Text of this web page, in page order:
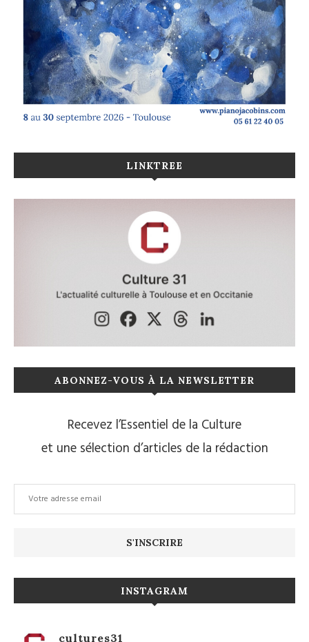
LINKTREE
ABONNEZ-VOUS À LA NEWSLETTER
Recevez l’Essentiel de la Culture
et une sélection d’articles de la rédaction
INSTAGRAM
cultures31